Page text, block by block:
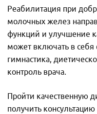
Реабилитация при
молочных желез
функций и улучшение
может включать в
гимнастика,
контроль врача.
Пройти качественную
получить